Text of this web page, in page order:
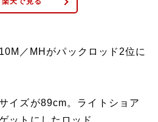
／MHがパックロッド2位に
イズが89cm。ライトショア
ットにしたロッド。